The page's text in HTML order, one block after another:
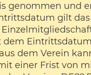
genommen und
gilt
dem
dem Verein
einer Frist von